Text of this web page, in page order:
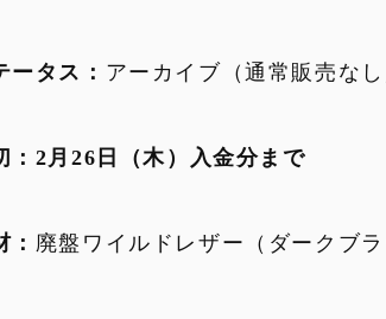
ータス： アーカイブ（通常販売なし
： 2月26日（木）入金分まで
： 廃盤ワイルドレザー（ダークブ